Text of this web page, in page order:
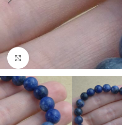
Haga clic para ampliar